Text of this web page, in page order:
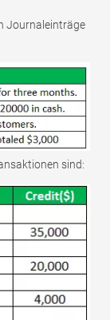
Journaleinträge
sind: